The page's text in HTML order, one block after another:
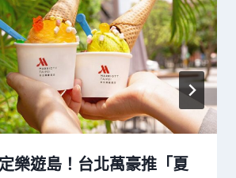
樂遊島！台北萬豪推「夏